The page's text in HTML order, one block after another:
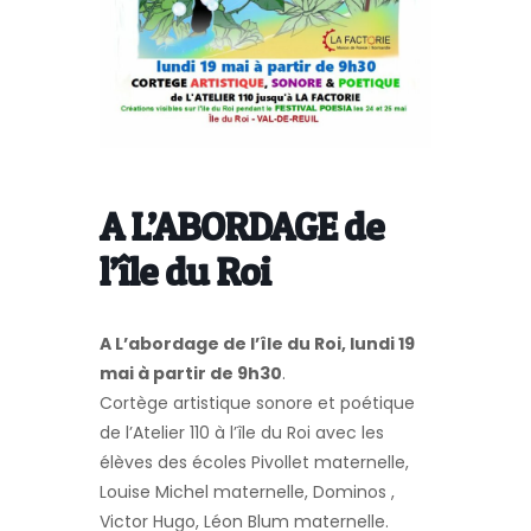
A L’ABORDAGE de
l’île du Roi
A L’abordage de l’île du Roi, lundi 19
mai à partir de 9h30.
Cortège artistique sonore et poétique
de l’Atelier 110 à l’île du Roi avec les
élèves des écoles Pivollet maternelle,
Louise Michel maternelle, Dominos ,
Victor Hugo, Léon Blum maternelle.